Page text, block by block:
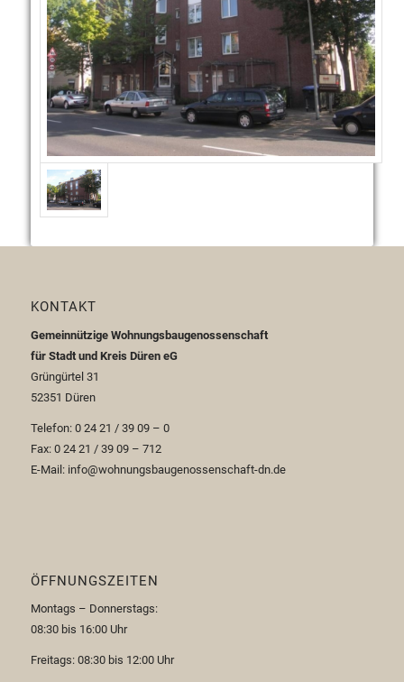
KONTAKT
Gemeinnützige Wohnungsbaugenossenschaft
für Stadt und Kreis Düren eG
Grüngürtel 31
52351 Düren
Telefon: 0 24 21 / 39 09 – 0
Fax: 0 24 21 / 39 09 – 712
E-Mail: info@wohnungsbaugenossenschaft-dn.de
ÖFFNUNGSZEITEN
Montags – Donnerstags:
08:30 bis 16:00 Uhr
Freitags: 08:30 bis 12:00 Uhr